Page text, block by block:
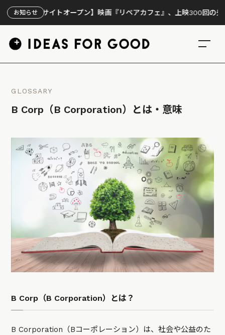
お知らせ
サイトオープン】映画『リペアカフェ』、上映300回の先で見えてき
GLOSSARY
B Corp（B Corporation）とは・意味
B Corp（B Corporation）とは？
B Corporation（Bコーポレーション）は、社会や公益のた